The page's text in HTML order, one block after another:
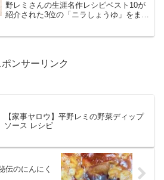
野レミさんの生涯名作レシピベスト10が
紹介された3位の「ニラしょうゆ」をまと
ポンサーリンク
【家事ヤロウ】平野レミの野菜ディップ
ソース レシピ
伝のにんにく